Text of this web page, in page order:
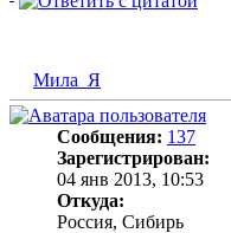
Мила_Я
Сообщения: 137
Зарегистрирован:
04 янв 2013, 10:53
Откуда:
Россия, Сибирь